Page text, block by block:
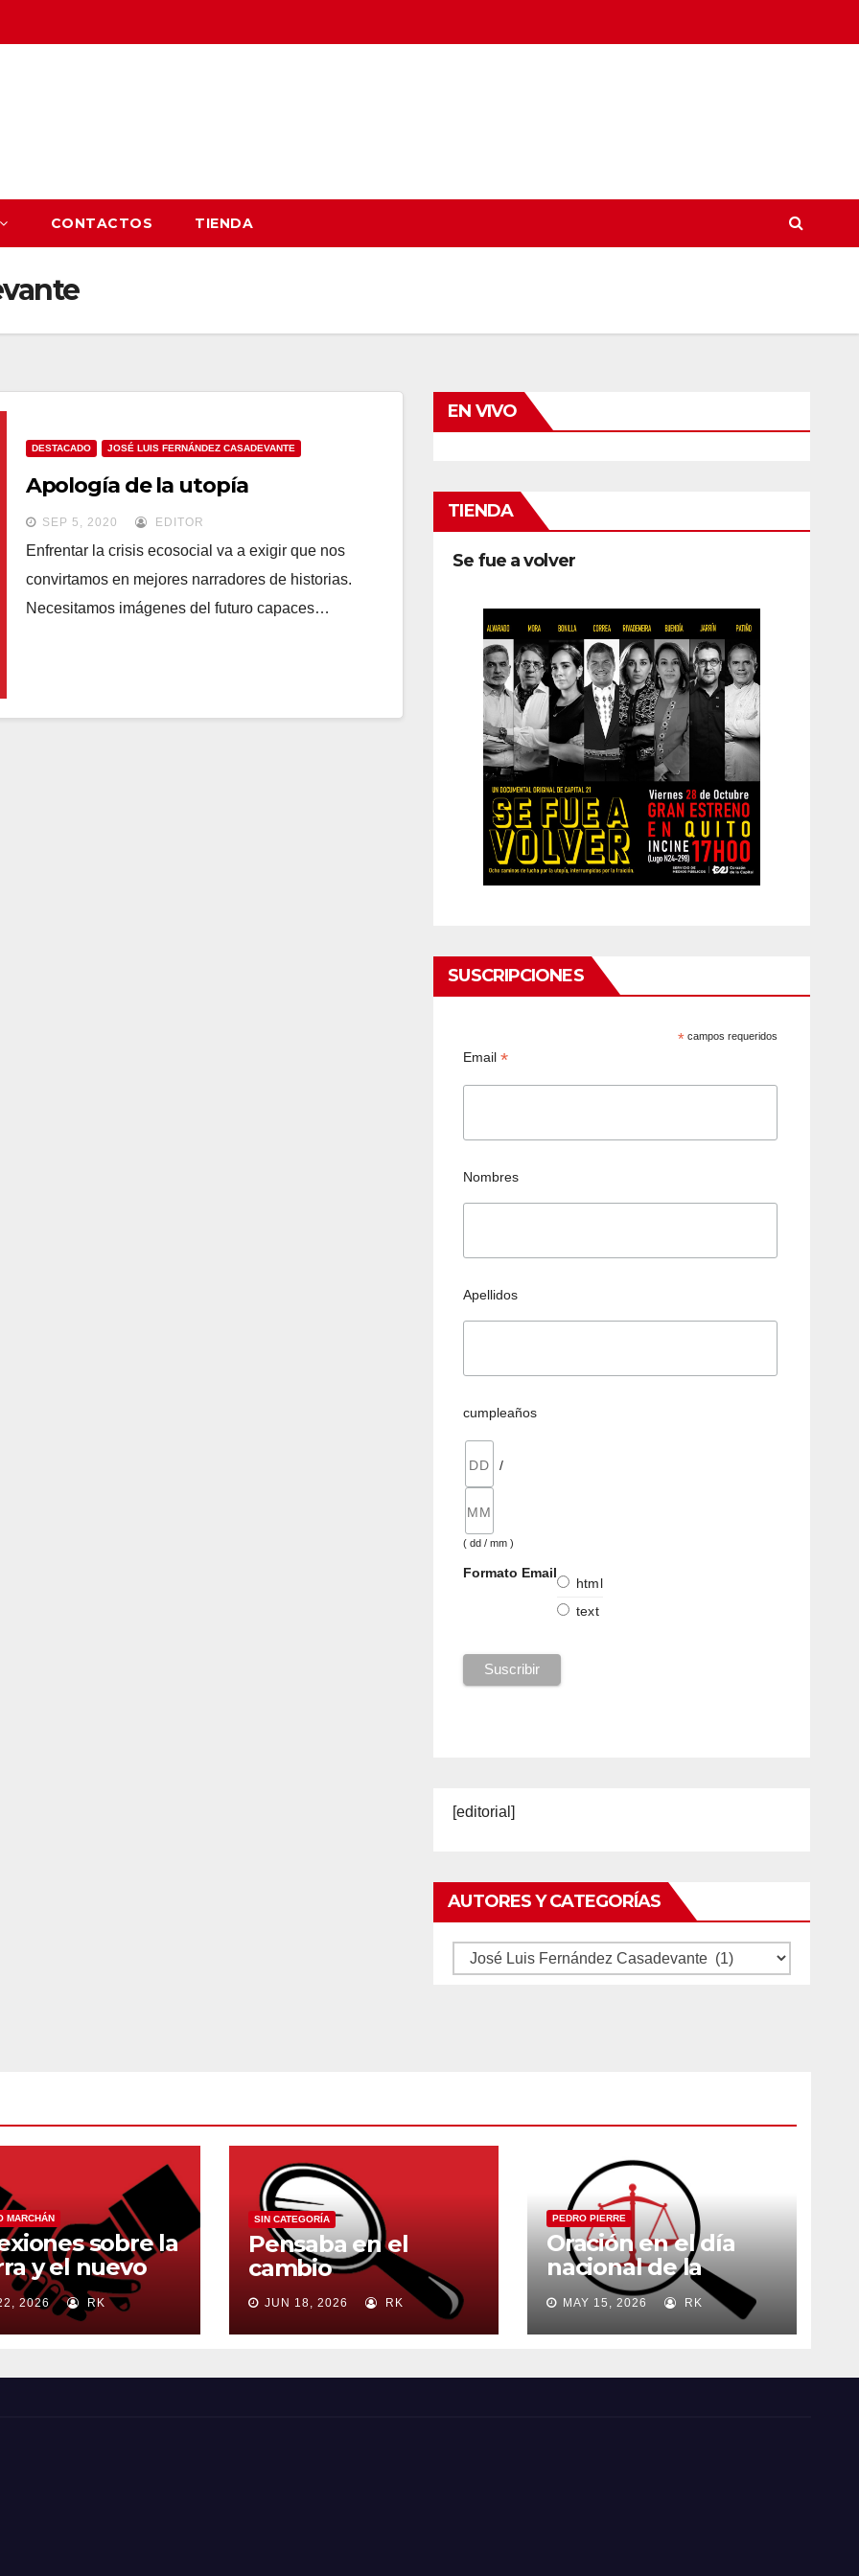
CONTACTOS TIENDA
DESTACADO JOSÉ LUIS FERNÁNDEZ CASADEVANTE
Apología de la utopía
SEP 5, 2020 EDITOR
Enfrentar la crisis ecosocial va a exigir que nos
convirtamos en mejores narradores de historias.
Necesitamos imágenes del futuro capaces…
EN VIVO
TIENDA
Se fue a volver
SUSCRIPCIONES
* campos requeridos
Email *
Nombres
Apellidos
cumpleaños
/
( dd / mm )
Formato Email
html
text
[editorial]
AUTORES Y CATEGORÍAS
Autores
MARCHÁN
sobre la
y el nuevo
mundial
2026 RK
SIN CATEGORÍA
Pensaba en el
cambio
JUN 18, 2026 RK
PEDRO PIERRE
Oración en el día
nacional de la
madre
MAY 15, 2026 RK